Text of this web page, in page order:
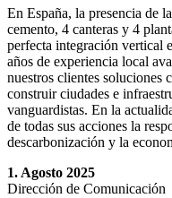
En España, la presencia de
cemento, 4 canteras y 4
perfecta integración vertical
años de experiencia local
nuestros clientes soluciones
construir ciudades e
vanguardistas. En la
de todas sus acciones la
descarbonización y la
1. Agosto 2025
Dirección de Comunicación